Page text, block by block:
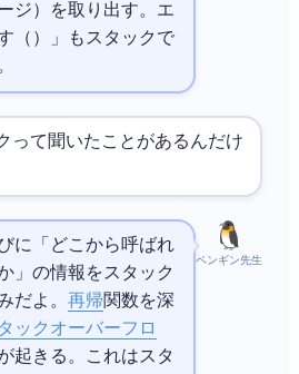
ジ）を取り出す。エ
Ctrl+Z）」もスタックで
って聞いたことがあるんだけ
ペンギン先生
に「どこから呼ばれ
」の情報をスタック
だよ。 再帰関数を深
ックオーバーフロ
起きる。これはスタ